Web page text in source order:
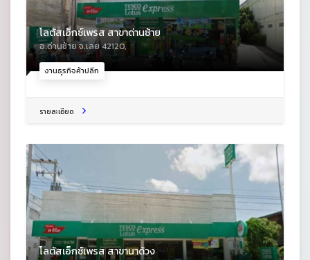
งานธุรกิจค้าปลีก
โลตัสเอ็กซ์เพรส สาขาด่านซ้าย
อ.ด่านซ้าย จ.เลย 42120,
รายละเอียด
โลตัสเอ็กซ์เพรส สาขานาด้วง